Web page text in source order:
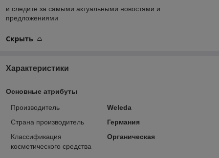
и следите за самыми актуальными новостями и
предложениями
Скрыть
Характеристики
Основные атрибуты
Производитель
Weleda
Страна производитель
Германия
Классификация
косметического средства
Органическая